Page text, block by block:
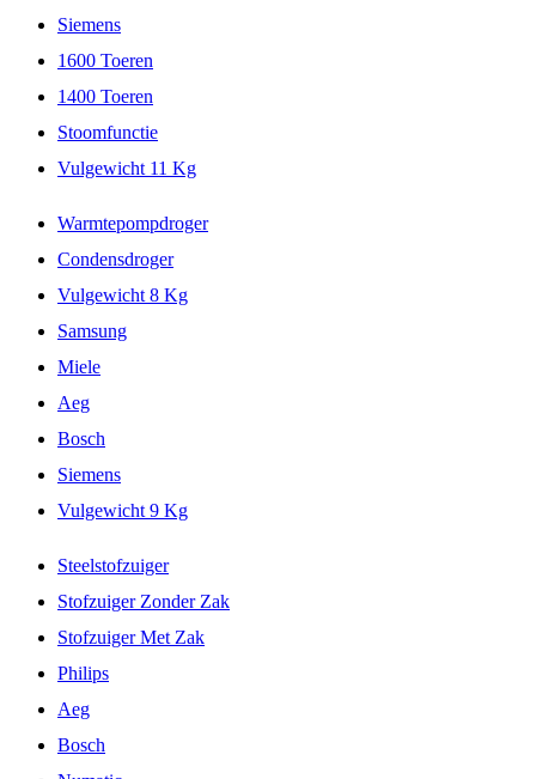
Siemens
1600 Toeren
1400 Toeren
Stoomfunctie
Vulgewicht 11 Kg
Warmtepompdroger
Condensdroger
Vulgewicht 8 Kg
Samsung
Miele
Aeg
Bosch
Siemens
Vulgewicht 9 Kg
Steelstofzuiger
Stofzuiger Zonder Zak
Stofzuiger Met Zak
Philips
Aeg
Bosch